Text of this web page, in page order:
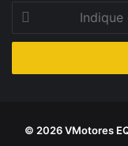
seu
de
© 2026 VMotores